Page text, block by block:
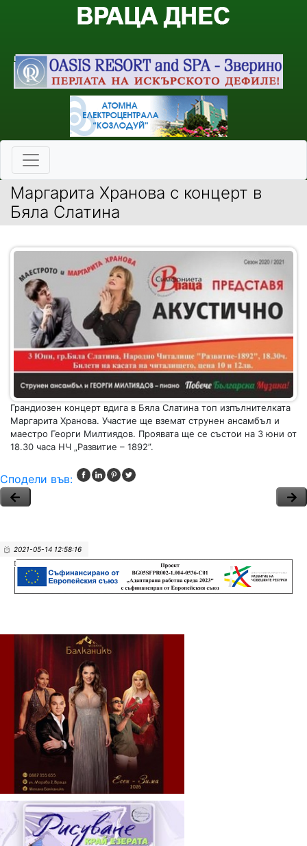
Маргарита Хранова с концерт в
Бяла Слатина
Грандиозен концерт вдига в Бяла Слатина топ изпълнителката
Маргарита Хранова. Участие ще вземат струнен ансамбъл и
маестро Георги Милтиядов. Проявата ще се състои на 3 юни от
18.30 часа НЧ „Развитие – 1892”.
Сподели във:
2021-05-14 12:58:16